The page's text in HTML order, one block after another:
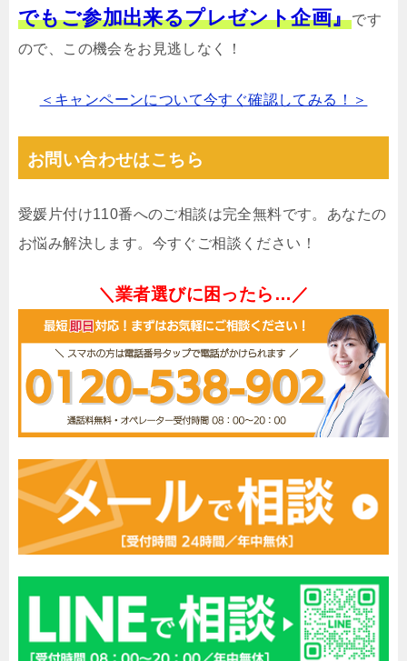
でもご参加出来るプレゼント企画』です
ので、この機会をお見逃しなく！
＜キャンペーンについて今すぐ確認してみる！＞
お問い合わせはこちら
愛媛片付け110番へのご相談は完全無料です。あなたの
お悩み解決します。今すぐご相談ください！
＼業者選びに困ったら…／